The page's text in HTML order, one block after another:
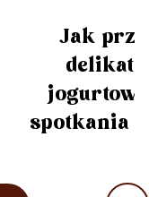
Jak
spotkania